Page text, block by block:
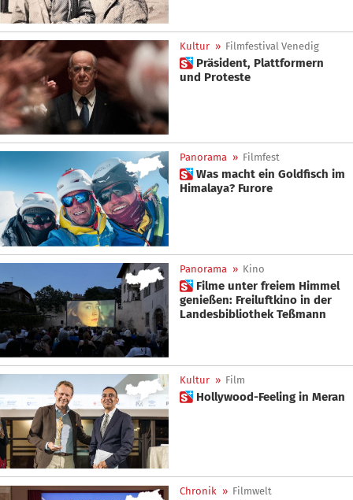
Kultur » Filmfestival Venedig
 Präsident, Plattformern
und Proteste
Panorama » Filmfest
 Was macht ein Goldfisch im
Himalaya? Furore
Panorama » Kino
 Filme unter freiem Himmel
genießen: Freiluftkino in der
Landesbibliothek Teßmann
Kultur » Film
 Hollywood-Feeling in Meran
Chronik » Filmwelt